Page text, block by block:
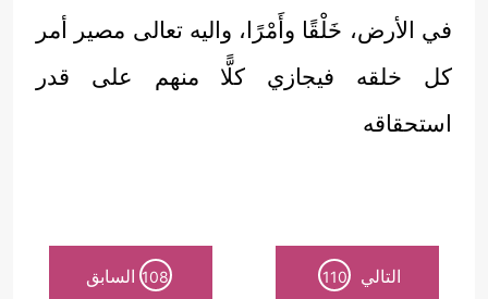
في الأرض، خَلْقًا وأَمْرًا، واليه تعالى مصير أمر
كل خلقه فيجازي كلًّا منهم على قدر
استحقاقه
التالي 110
108 السابق